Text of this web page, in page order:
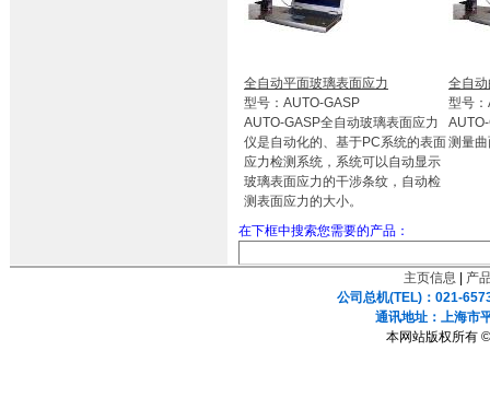
全自动平面玻璃表面应力
型号：AUTO-GASP
AUTO-GASP全自动玻璃表面应力
仪是自动化的、基于PC系统的表面
应力检测系统，系统可以自动显示
玻璃表面应力的干涉条纹，自动检
测表面应力的大小。
全自
型号
测量
在下框中搜索您需要的产品：
主页信息
产
公司总机(TEL)：021-
通讯地址：上海
本网站版权所有